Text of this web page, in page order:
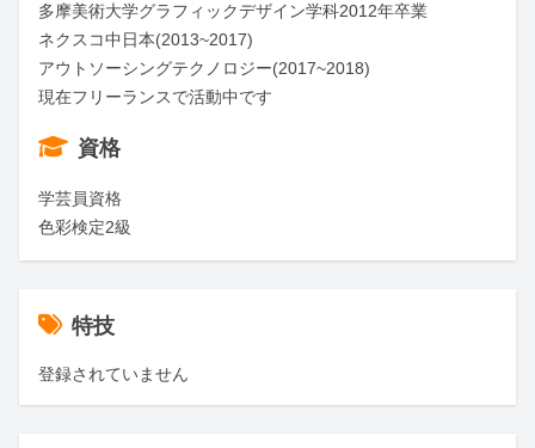
多摩美術大学グラフィックデザイン学科2012年卒業
ネクスコ中日本(2013~2017)
アウトソーシングテクノロジー(2017~2018)
現在フリーランスで活動中です
資格
学芸員資格
色彩検定2級
特技
登録されていません